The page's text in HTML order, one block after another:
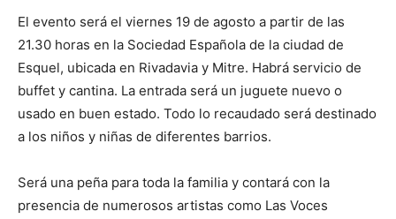
El evento será el viernes 19 de agosto a partir de las
21.30 horas en la Sociedad Española de la ciudad de
Esquel, ubicada en Rivadavia y Mitre. Habrá servicio de
buffet y cantina. La entrada será un juguete nuevo o
usado en buen estado. Todo lo recaudado será destinado
a los niños y niñas de diferentes barrios.
Será una peña para toda la familia y contará con la
presencia de numerosos artistas como Las Voces